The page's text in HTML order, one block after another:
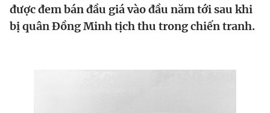
Video Magazine
được đem bán đầu giá vào đầu năm tới sau khi
bị quân Đồng Minh tịch thu trong chiến tranh.